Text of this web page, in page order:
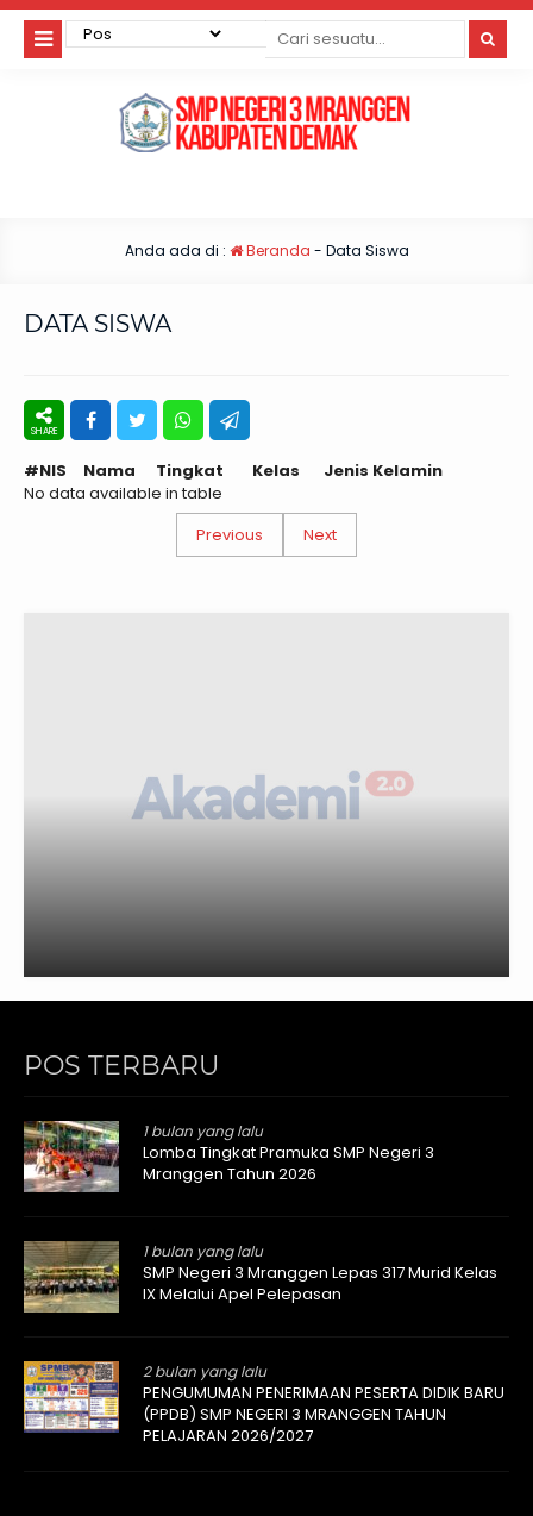
Anda ada di : Beranda - Data Siswa
DATA SISWA
#NIS Nama Tingkat Kelas
Jenis Kelamin
No data available in table
Previous
Next
POS TERBARU
1 bulan yang lalu
Lomba Tingkat Pramuka SMP Negeri 3
Mranggen Tahun 2026
1 bulan yang lalu
SMP Negeri 3 Mranggen Lepas 317 Murid Kelas
IX Melalui Apel Pelepasan
2 bulan yang lalu
PENGUMUMAN PENERIMAAN PESERTA DIDIK BARU
(PPDB) SMP NEGERI 3 MRANGGEN TAHUN
PELAJARAN 2026/2027